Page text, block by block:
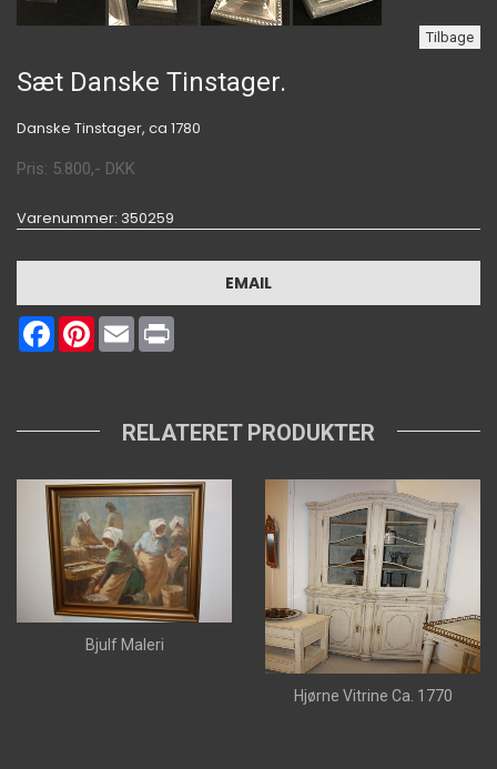
Tilbage
Sæt Danske Tinstager.
Danske Tinstager, ca 1780
Pris: 5.800,- DKK
Varenummer: 350259
EMAIL
FacebookPinterestEmail
RELATERET PRODUKTER
Bjulf Maleri
Hjørne Vitrine Ca. 1770